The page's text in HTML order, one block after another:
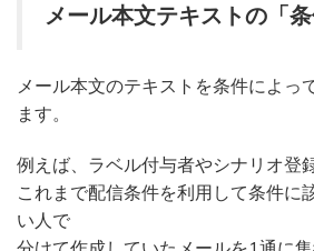
メール本文テキストの「条
メール本文のテキストを条件によっ
ます。
例えば、ラベル付与者やシナリオ登
これまで配信条件を利用して条件に
い人で